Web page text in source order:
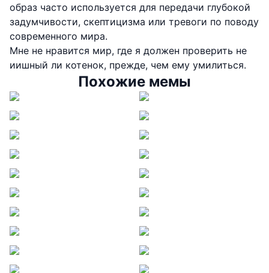
образ часто используется для передачи глубокой
задумчивости, скептицизма или тревоги по поводу
современного мира.
Мне не нравится мир, где я должен проверить не
иишный ли котенок, прежде, чем ему умилиться.
Похожие мемы